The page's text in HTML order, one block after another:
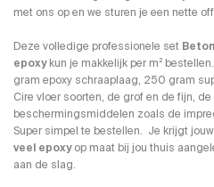
met ons op en we sturen je een nette
Deze volledige professionele set
epoxykun je makkelijk per m²
gram epoxy schraaplaag, 250 gram
Cire vloer soorten, de grof en de fijn,
beschermingsmiddelen zoals de
Super simpel te bestellen. Je krijgt jouw
veel epoxyop maat bij jou thuis
aan de slag.